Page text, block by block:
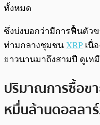
ทั้งหมด
ซึ่งบ่งบอกว่ามีการฟื้นตัว
ท่ามกลางชุมชน XRPเนื่
ยาวนานมาถึงสามปี ดูเห
ปริมาณการซื้อข
หมื่นล้านดอลลา